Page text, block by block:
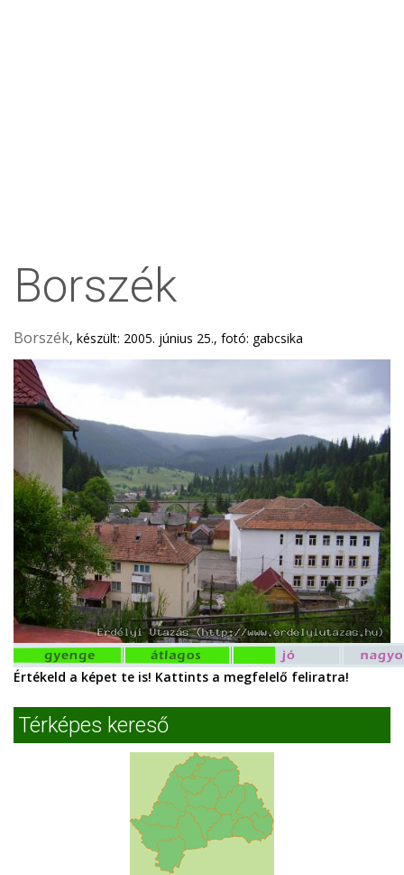
Borszék
Borszék, készült: 2005. június 25., fotó: gabcsika
Értékeld a képet te is! Kattints a megfelelő feliratra!
Térképes kereső